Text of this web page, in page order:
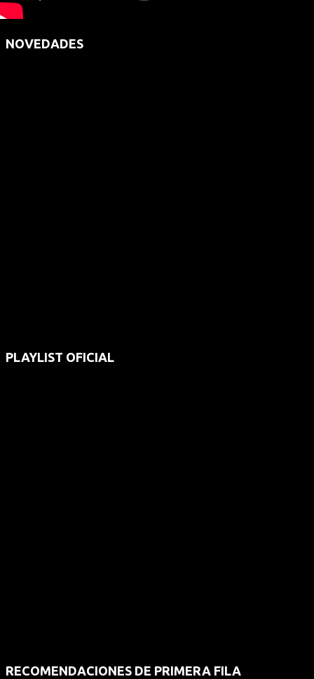
NOVEDADES
PLAYLIST OFICIAL
RECOMENDACIONES DE PRIMERA FILA